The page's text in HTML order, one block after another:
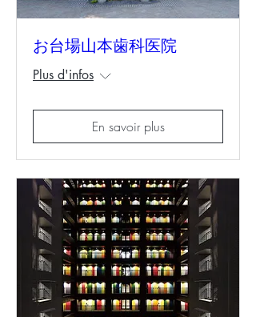
お台場山本歯科医院
Plus d'infos
En savoir plus